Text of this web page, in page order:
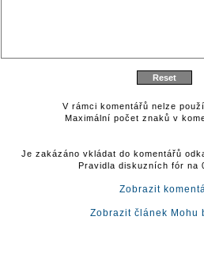
V rámci komentářů nelze
Maximální počet znaků v
Je zakázáno vkládat do komentářů
Pravidla diskuzních fór na
Zobrazit
Zobrazit článek Mohu